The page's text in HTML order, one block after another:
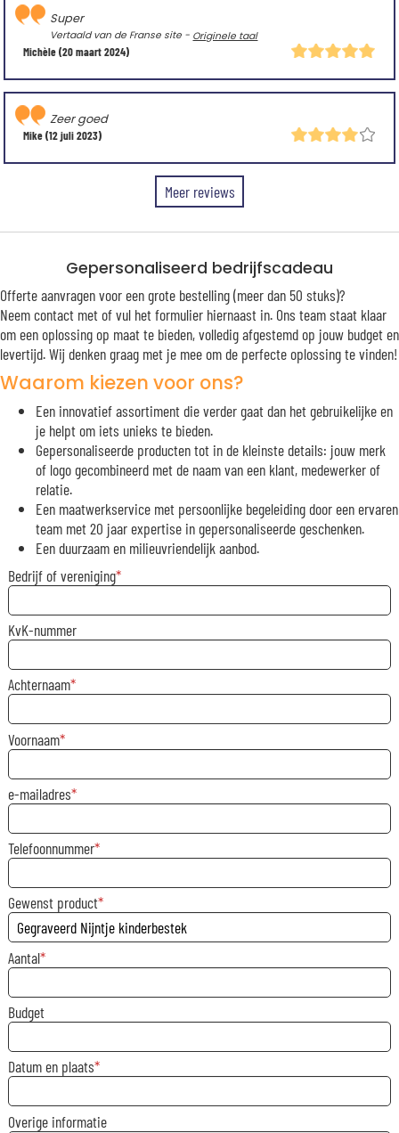
Michèle(20 maart 2024)
Super
Vertaald van de Franse site - Originele taal
Mike(12 juli 2023)
Zeer goed
Meer reviews
Gepersonaliseerd bedrijfscadeau
Offerte aanvragen voor een grote bestelling (meer dan 50 stuks)?
Neem contact met of vul het formulier hiernaast in. Ons team staat klaar
om een oplossing op maat te bieden, volledig afgestemd op jouw budget en
levertijd. Wij denken graag met je mee om de perfecte oplossing te vinden!
Waarom kiezen voor ons?
Een innovatief assortiment die verder gaat dan het gebruikelijke en
je helpt om iets unieks te bieden.
Gepersonaliseerde producten tot in de kleinste details: jouw merk
of logo gecombineerd met de naam van een klant, medewerker of
relatie.
Een maatwerkservice met persoonlijke begeleiding door een ervaren
team met 20 jaar expertise in gepersonaliseerde geschenken.
Een duurzaam en milieuvriendelijk aanbod.
Bedrijf of vereniging
KvK-nummer
Achternaam
Voornaam
e-mailadres
Telefoonnummer
Gewenst product
Aantal
Budget
Datum en plaats
Overige informatie